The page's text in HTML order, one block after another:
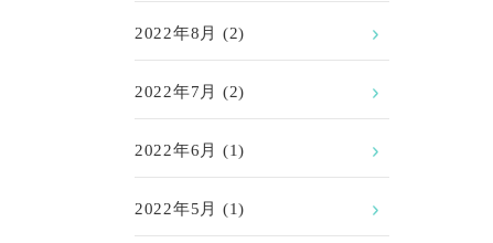
2022年8月 (2)
2022年7月 (2)
2022年6月 (1)
2022年5月 (1)